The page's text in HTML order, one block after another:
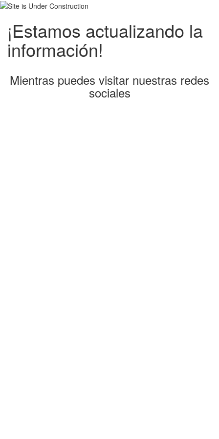
¡Estamos actualizando la
información!
Mientras puedes visitar nuestras redes
sociales